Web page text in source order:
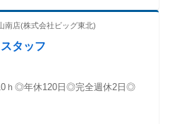
南店(株式会社ビッグ東北)
タッフ
ｈ◎年休120日◎完全週休2日◎